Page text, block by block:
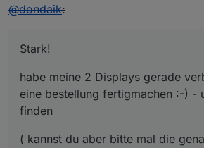
Offline
@dondaik:
Stark!
habe meine 2 Displays gerade
eine bestellung fertigmachen :-) -
finden
( kannst du aber bitte mal die